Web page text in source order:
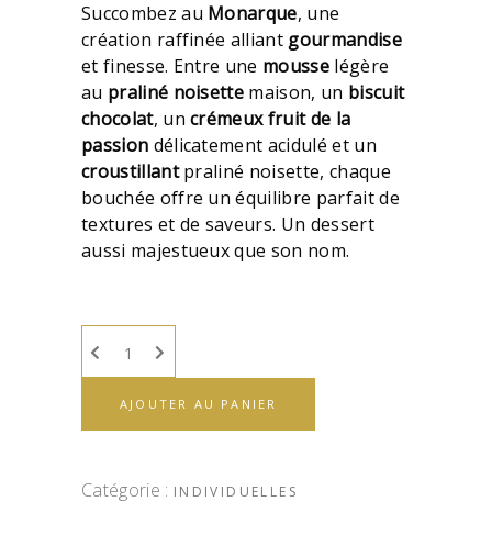
Succombez au Monarque, une
création raffinée alliant gourmandise
et finesse. Entre une mousselégère
au praliné noisette maison, un biscuit
chocolat, uncrémeux fruit de la
passion délicatement acidulé et un
croustillantpraliné noisette, chaque
bouchée offre un équilibre parfait de
textures et de saveurs. Un dessert
aussi majestueux que son nom.
AJOUTER AU PANIER
Catégorie : INDIVIDUELLES